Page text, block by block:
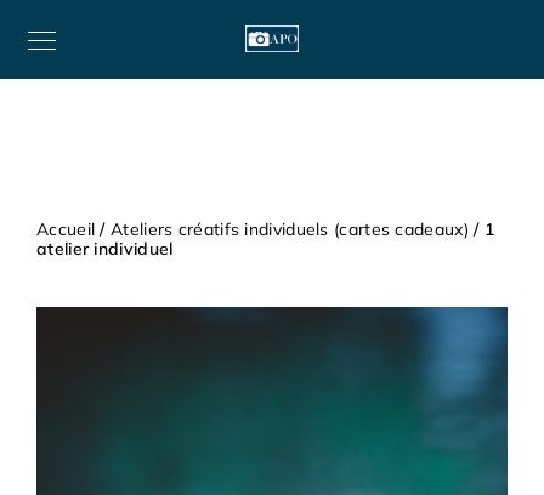
Accueil /Ateliers créatifs individuels (cartes cadeaux) / 1
atelier individuel